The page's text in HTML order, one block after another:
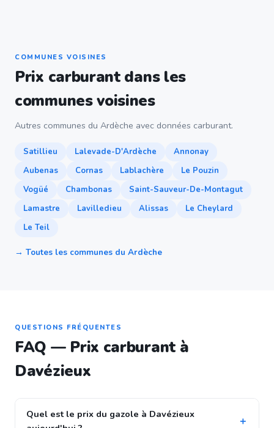
COMMUNES VOISINES
Prix carburant dans les
communes voisines
Autres communes du Ardèche avec données carburant.
Satillieu Lalevade-D'Ardèche
Annonay
Aubenas
Cornas Lablachère
Le Pouzin
Vogüé
Chambonas
Saint-Sauveur-De-Montagut
Lamastre
Lavilledieu Alissas
Le Cheylard
Le Teil
→ Toutes les communes du Ardèche
QUESTIONS FRÉQUENTES
FAQ — Prix carburant à
Davézieux
Quel est le prix du gazole à Davézieux